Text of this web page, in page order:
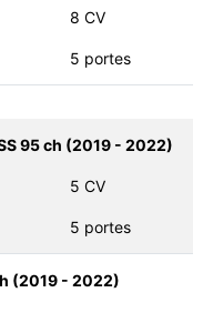
8 CV
5 portes
95 ch (2019 - 2022)
5 CV
5 portes
(2019 - 2022)